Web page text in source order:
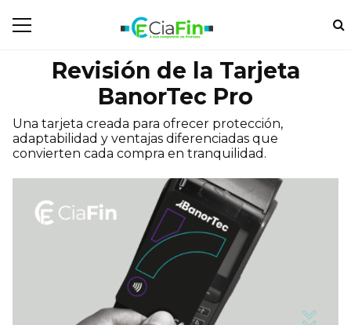
Revisión de la Tarjeta
BanorTec Pro
Una tarjeta creada para ofrecer protección,
adaptabilidad y ventajas diferenciadas que
convierten cada compra en tranquilidad.